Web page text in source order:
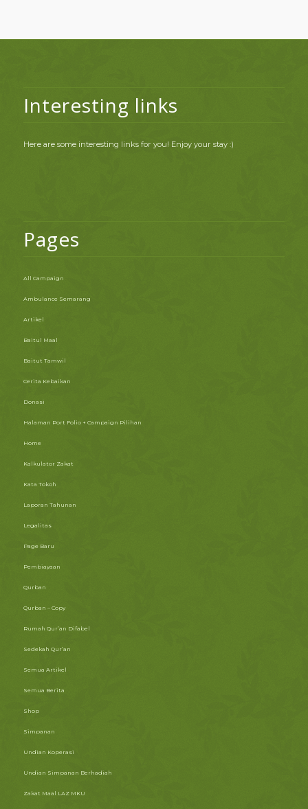
Interesting links
Here are some interesting links for you! Enjoy your stay :)
Pages
All Campaign
Ambulance Semarang
Artikel
Baitul Maal
Baitut Tamwil
Cerita Kebaikan
Donasi
Halaman Port Folio + Campaign Pilihan
Home
Kalkulator Zakat
Kata Tokoh
Laporan Tahunan
Legalitas
Page Baru
Pembiayaan
Qurban
Qurban – Copy
Rumah Qur’an Difabel
Sedekah Qur’an
Semua Artikel
Semua Berita
Shop
Simpanan
Undian Koperasi
Undian Simpanan Berhadiah
Zakat Maal LAZ MKU